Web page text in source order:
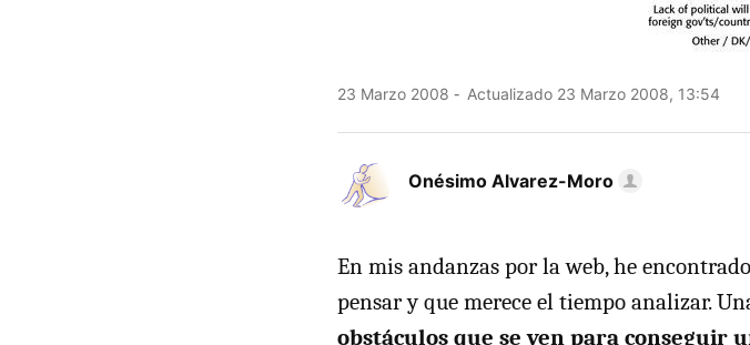
23 Marzo 2008 Actualizado 23 Marzo 2008, 13:54
Onésimo Alvarez-Moro
En mis andanzas por la web, he
pensar y que merece el tiempo analizar.
obstáculos que se ven para conseguir